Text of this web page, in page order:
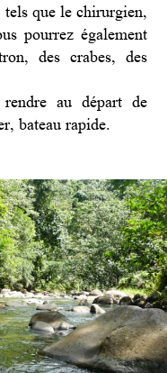
que le chirurgien,
pourrez également
des crabes, des
au départ de
bateau rapide.